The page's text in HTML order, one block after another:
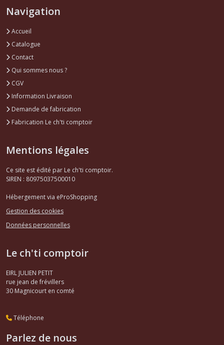
Navigation
Accueil
Catalogue
Contact
Qui sommes nous ?
CGV
Information Livraison
Demande de fabrication
Fabrication Le ch'ti comptoir
Mentions légales
Ce site est édité par Le ch'ti comptoir.
SIREN : 80975037500010
Hébergement via eProShopping
Gestion des cookies
Données personnelles
Le ch'ti comptoir
EIRL JULIEN PETIT
rue jean de frévillers
30 Magnicourt en comté
Téléphone
Parlez de nous